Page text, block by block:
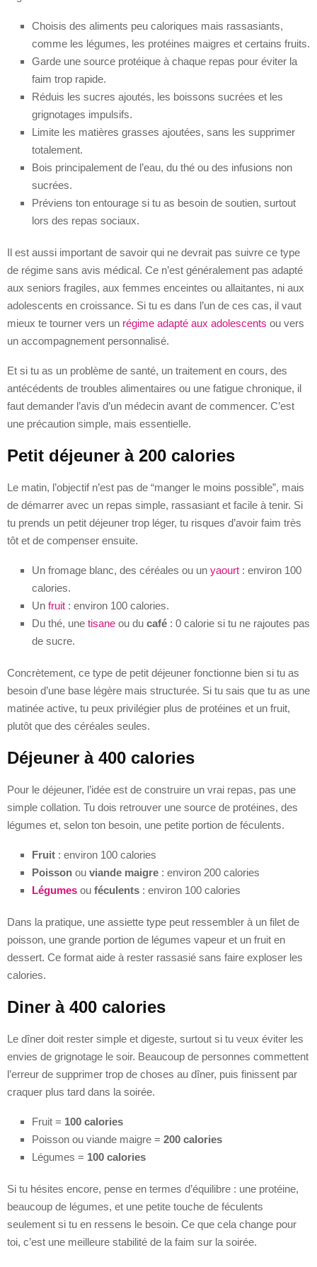
Choisis des aliments peu caloriques mais rassasiants,
comme les légumes, les protéines maigres et certains fruits.
Garde une source protéique à chaque repas pour éviter la
faim trop rapide.
Réduis les sucres ajoutés, les boissons sucrées et les
grignotages impulsifs.
Limite les matières grasses ajoutées, sans les supprimer
totalement.
Bois principalement de l’eau, du thé ou des infusions non
sucrées.
Préviens ton entourage si tu as besoin de soutien, surtout
lors des repas sociaux.
Il est aussi important de savoir qui ne devrait pas suivre ce type
de régime sans avis médical. Ce n’est généralement pas adapté
aux seniors fragiles, aux femmes enceintes ou allaitantes, ni aux
adolescents en croissance. Si tu es dans l’un de ces cas, il vaut
mieux te tourner vers un régime adapté aux adolescents ou vers
un accompagnement personnalisé.
Et si tu as un problème de santé, un traitement en cours, des
antécédents de troubles alimentaires ou une fatigue chronique, il
faut demander l’avis d’un médecin avant de commencer. C’est
une précaution simple, mais essentielle.
Petit déjeuner à 200 calories
Le matin, l’objectif n’est pas de “manger le moins possible”, mais
de démarrer avec un repas simple, rassasiant et facile à tenir. Si
tu prends un petit déjeuner trop léger, tu risques d’avoir faim très
tôt et de compenser ensuite.
Un fromage blanc, des céréales ou un yaourt : environ 100
calories.
Un fruit : environ 100 calories.
Du thé, une tisane ou du café : 0 calorie si tu ne rajoutes pas
de sucre.
Concrètement, ce type de petit déjeuner fonctionne bien si tu as
besoin d’une base légère mais structurée. Si tu sais que tu as une
matinée active, tu peux privilégier plus de protéines et un fruit,
plutôt que des céréales seules.
Déjeuner à 400 calories
Pour le déjeuner, l’idée est de construire un vrai repas, pas une
simple collation. Tu dois retrouver une source de protéines, des
légumes et, selon ton besoin, une petite portion de féculents.
Fruit : environ 100 calories
Poisson ou viande maigre : environ 200 calories
Légumes ou féculents : environ 100 calories
Dans la pratique, une assiette type peut ressembler à un filet de
poisson, une grande portion de légumes vapeur et un fruit en
dessert. Ce format aide à rester rassasié sans faire exploser les
calories.
Diner à 400 calories
Le dîner doit rester simple et digeste, surtout si tu veux éviter les
envies de grignotage le soir. Beaucoup de personnes commettent
l’erreur de supprimer trop de choses au dîner, puis finissent par
craquer plus tard dans la soirée.
Fruit = 100 calories
Poisson ou viande maigre = 200 calories
Légumes = 100 calories
Si tu hésites encore, pense en termes d’équilibre : une protéine,
beaucoup de légumes, et une petite touche de féculents
seulement si tu en ressens le besoin. Ce que cela change pour
toi, c’est une meilleure stabilité de la faim sur la soirée.